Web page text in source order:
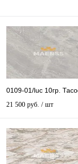
0109-01/luc 10гр.
21 500 руб. / шт